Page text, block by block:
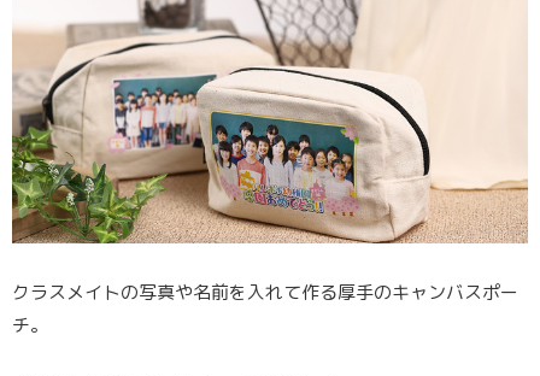
クラスメイトの写真や名前を入れて作る厚手のキャンバスポー
チ。